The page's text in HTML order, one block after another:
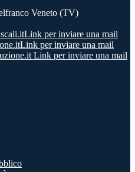
Veneto (TV)
Link per inviare una mail
Link per inviare una mail
Link per inviare una mail